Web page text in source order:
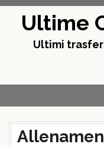
Ultime
Ultimi